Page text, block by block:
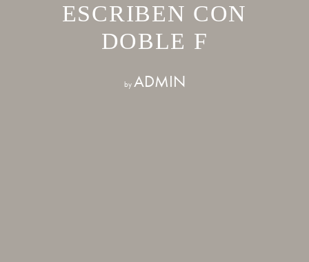
ESCRIBEN CON
DOBLE F
by ADMIN